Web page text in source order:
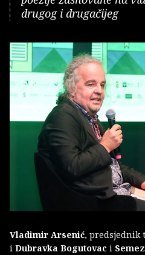
drugog i drugačijeg
Vladimir Arsenić, predsjednik
i Dubravka Bogutovac i